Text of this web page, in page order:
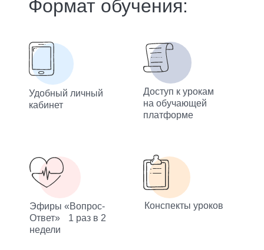
Формат обучения:
Удобный личный
кабинет
Доступ к урокам
на обучающей
платформе
Эфиры «Вопрос-
Ответ» 1 раз в 2
недели
Конспекты уроков